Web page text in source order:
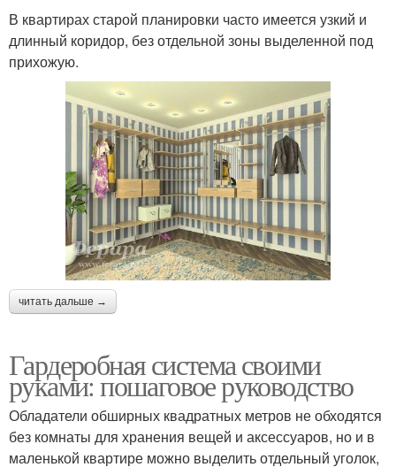
В квартирах старой планировки часто имеется узкий и
длинный коридор, без отдельной зоны выделенной под
прихожую.
читать дальше →
Гардеробная система своими
руками: пошаговое руководство
Обладатели обширных квадратных метров не обходятся
без комнаты для хранения вещей и аксессуаров, но и в
маленькой квартире можно выделить отдельный уголок,